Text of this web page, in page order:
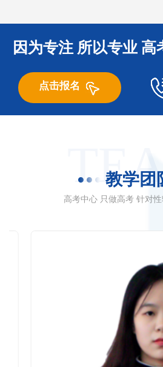
因为专注 所以专业
点击报名
教学团
高考中心 只做高考 针对